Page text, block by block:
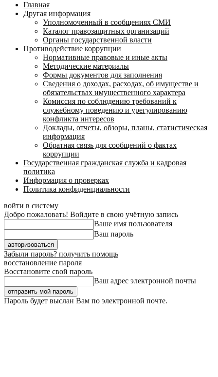
Главная
Другая информация
Уполномоченный в сообщениях СМИ
Каталог правозащитных организаций
Органы государственной власти
Противодействие коррупции
Нормативные правовые и иные акты
Методические материалы
Формы документов для заполнения
Сведения о доходах, расходах, об имуществе и
обязательствах имущественного характера
Комиссия по соблюдению требований к
служебному поведению и урегулированию
конфликта интересов
Доклады, отчеты, обзоры, планы, статистическая
информация
Обратная связь для сообщений о фактах
коррупции
Государственная гражданская служба и кадровая
политика
Информация о проверках
Политика конфиденциальности
войти в систему
Добро пожаловать! Войдите в свою учётную запись
Ваше имя пользователя
Ваш пароль
Забыли пароль? получить помощь
восстановление пароля
Восстановите свой пароль
Ваш адрес электронной почты
Пароль будет выслан Вам по электронной почте.